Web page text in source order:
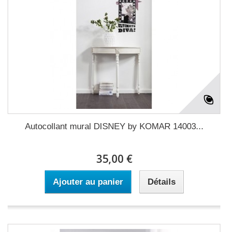
Autocollant mural DISNEY by KOMAR 14003...
35,00 €
Ajouter au panier Détails